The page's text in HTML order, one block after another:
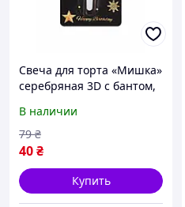
Свеча для торта «Мишка»
серебряная 3D с бантом,
медвежонок, стильный
праздничный декор на
день рождения pod
В наличии
40₴
79 ₴
Купить